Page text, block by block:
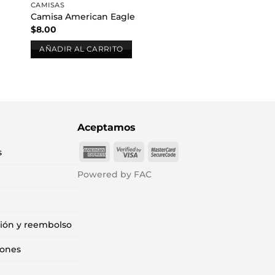
CAMISAS
Camisa American Eagle
$8.00
AÑADIR AL CARRITO
y reembolso
Aceptamos
American
Visa
MasterCard
Powered by FAC